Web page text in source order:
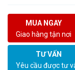
MUA NGAY
Giao hàng tận nơi
TƯ VẤN
Yêu cầu được tư